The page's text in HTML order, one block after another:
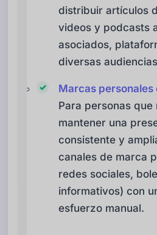
distribuir artículos
videos y podcasts
asociados,
diversas
Marcas personales
Para personas que
mantener una
consistente y
canales de marca
redes sociales,
informativos) con
esfuerzo manual.